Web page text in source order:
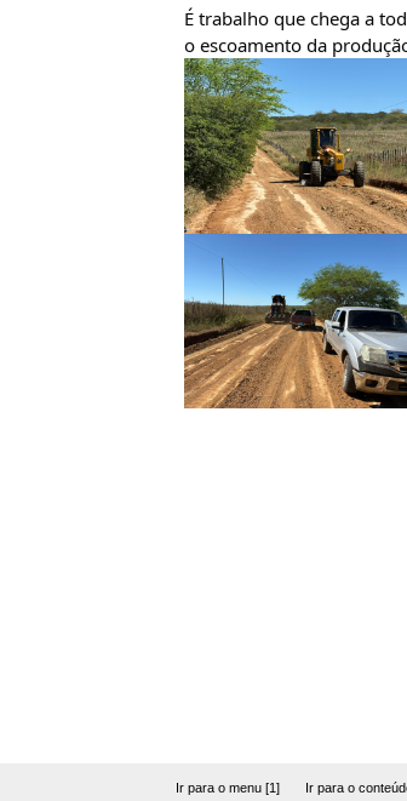
É trabalho que chega a
o escoamento da
Ir para o menu [1] Ir para o